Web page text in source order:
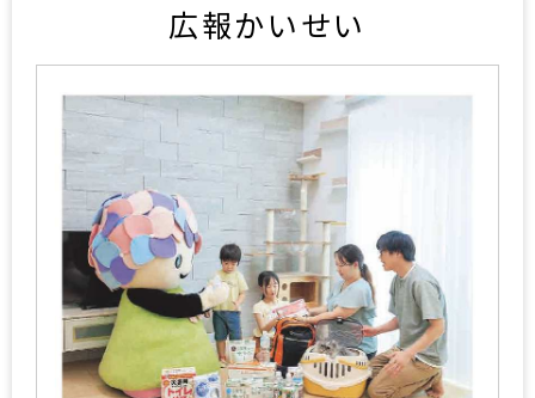
広報かいせい